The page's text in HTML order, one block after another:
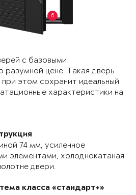
6
с базовыми
разумной цене. Такая дверь
этом сохранит идеальный
характеристики на
74 мм, усиленное
элементами, холоднокатаная
двери.
класса «стандарт+»